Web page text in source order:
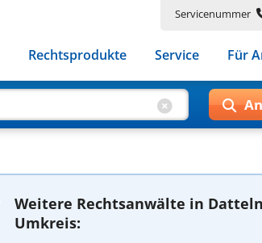
Servicenummer
Rechtsprodukte Service Für
Weitere Rechtsanwälte in
Umkreis: